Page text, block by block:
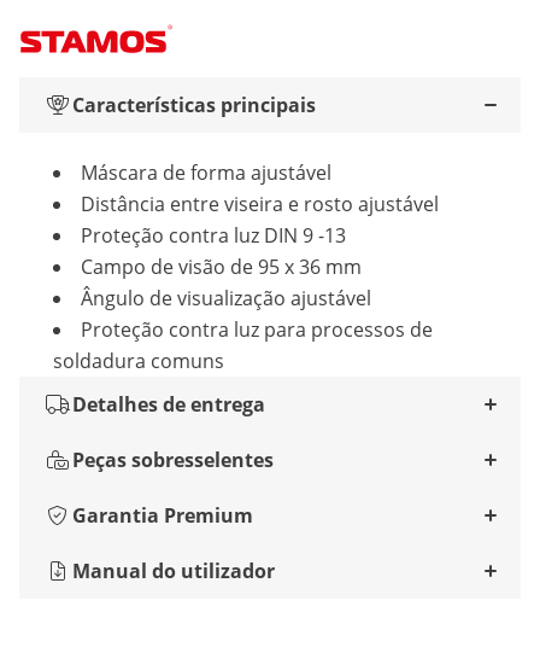
Características principais
Máscara de forma ajustável
Distância entre viseira e rosto ajustável
Proteção contra luz DIN 9 -13
Campo de visão de 95 x 36 mm
Ângulo de visualização ajustável
Proteção contra luz para processos de
soldadura comuns
Detalhes de entrega
Peças sobresselentes
Garantia Premium
Manual do utilizador